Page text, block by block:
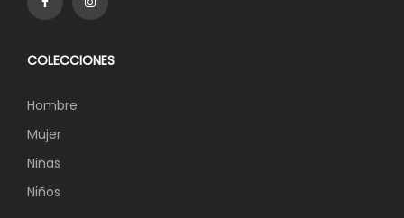
COLECCIONES
Hombre
Mujer
Niñas
Niños